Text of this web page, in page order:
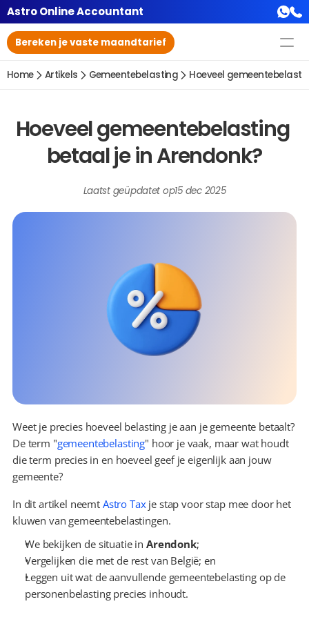
Astro Online Accountant
Bereken je vaste maandtarief
Home Artikels Gemeentebelasting Hoeveel
Hoeveel gemeentebelasting
betaal je in Arendonk?
Laatst geüpdatet op15 dec 2025
Weet je precies hoeveel belasting je aan je gemeente betaalt?
De term "gemeentebelasting" hoor je vaak, maar wat houdt
die term precies in en hoeveel geef je eigenlijk aan jouw
gemeente?
In dit artikel neemt Astro Tax je stap voor stap mee door het
kluwen van gemeentebelastingen.
We bekijken de situatie in Arendonk;
Vergelijken die met de rest van België; en
Leggen uit wat de aanvullende gemeentebelasting op de
personenbelasting precies inhoudt.